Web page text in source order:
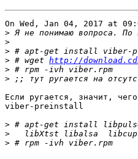
On Wed, Jan 04, 2017 at
>
>
>
> # wget http://
>
>
Если ругается, значит,
viber-preinstall
>
>
>